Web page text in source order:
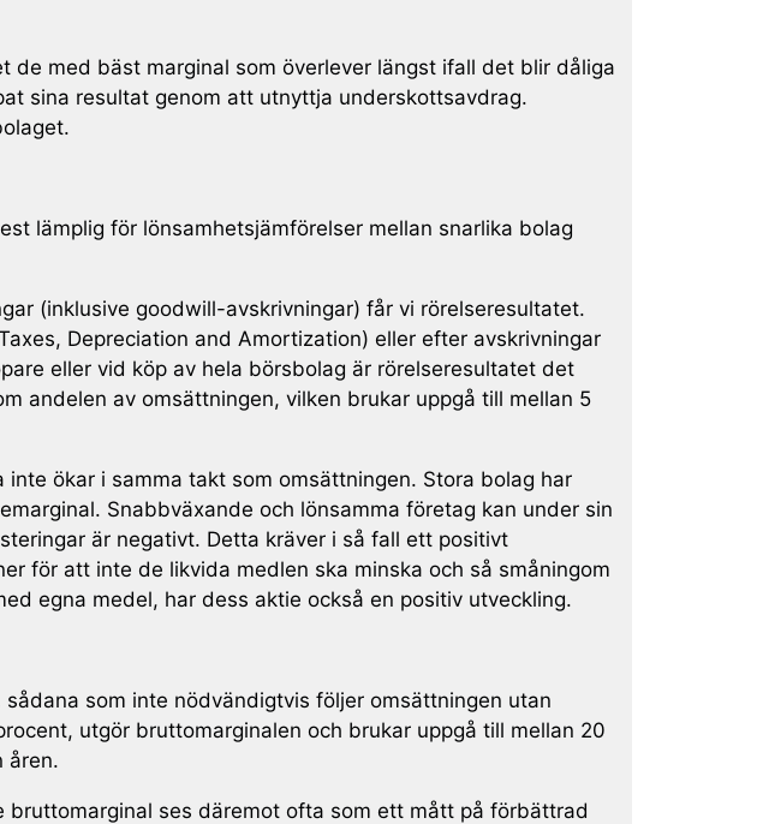
de med bäst marginal som överlever längst ifall det blir dåliga
sina resultat genom att utnyttja underskottsavdrag.
lämplig för lönsamhetsjämförelser mellan snarlika bolag
(inklusive goodwill-avskrivningar) får vi rörelseresultatet.
Depreciation and Amortization) eller efter avskrivningar
eller vid köp av hela börsbolag är rörelseresultatet det
andelen av omsättningen, vilken brukar uppgå till mellan 5
ökar i samma takt som omsättningen. Stora bolag har
Snabbväxande och lönsamma företag kan under sin
är negativt. Detta kräver i så fall ett positivt
för att inte de likvida medlen ska minska och så småningom
egna medel, har dess aktie också en positiv utveckling.
som inte nödvändigtvis följer omsättningen utan
utgör bruttomarginalen och brukar uppgå till mellan 20
åren.
bruttomarginal ses däremot ofta som ett mått på förbättrad